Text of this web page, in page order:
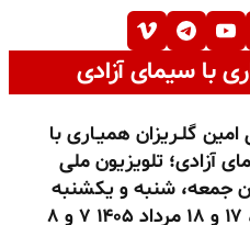
با سیمای آزادی
گلـریزان همیـاری با
آزادی؛ تلویزیون ملی
جمعه، شنبه و یکشنبه
۱۶ ، ۱۷ و ۱۸ مرداد ۱۴۰۵ ۷ و ۸